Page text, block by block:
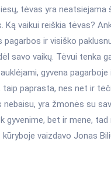
tėvas yra
Ką vaikui reiškia tėvas?
pagarbos ir visiško
savo vaikų. Tėvui tenka
gyvena
taip paprasta, nes net ir
nebaisu, yra žmonės su
gyvenime, bet ir mene,
vaizdavo Jonas